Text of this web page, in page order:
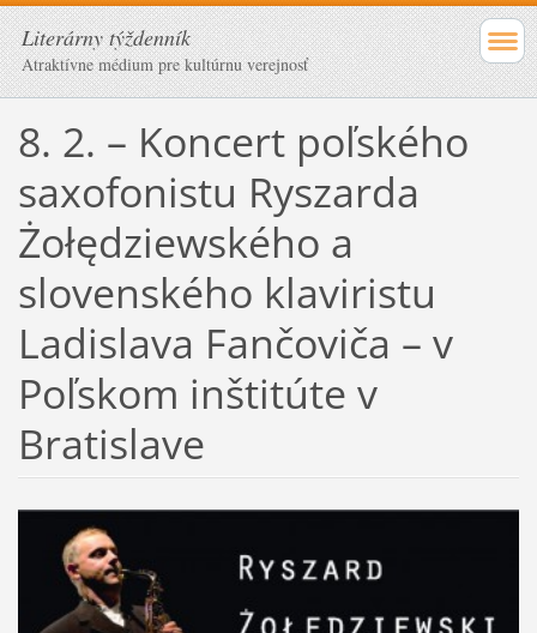
Literárny týždenník
Atraktívne médium pre kultúrnu verejnosť
8. 2. – Koncert poľského
saxofonistu Ryszarda
Żołędziewského a
slovenského klaviristu
Ladislava Fančoviča – v
Poľskom inštitúte v
Bratislave